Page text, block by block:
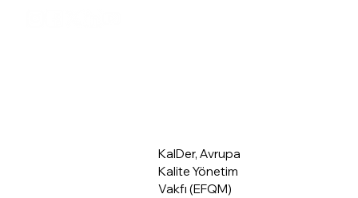
KalDer, Avrupa
Kalite Yönetim
Vakfı (EFQM)